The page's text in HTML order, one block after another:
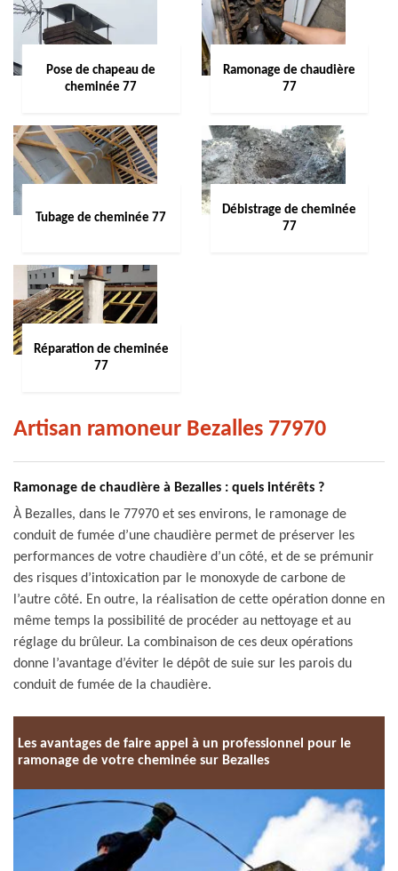
Pose de chapeau de
cheminée 77
Ramonage de chaudière
77
Tubage de cheminée 77
Débistrage de cheminée
77
Réparation de cheminée
77
Artisan ramoneur Bezalles 77970
Ramonage de chaudière à Bezalles : quels intérêts ?
À Bezalles, dans le 77970 et ses environs, le ramonage de
conduit de fumée d’une chaudière permet de préserver les
performances de votre chaudière d’un côté, et de se prémunir
des risques d’intoxication par le monoxyde de carbone de
l’autre côté. En outre, la réalisation de cette opération donne en
même temps la possibilité de procéder au nettoyage et au
réglage du brûleur. La combinaison de ces deux opérations
donne l’avantage d’éviter le dépôt de suie sur les parois du
conduit de fumée de la chaudière.
Les avantages de faire appel à un professionnel pour le
ramonage de votre cheminée sur Bezalles